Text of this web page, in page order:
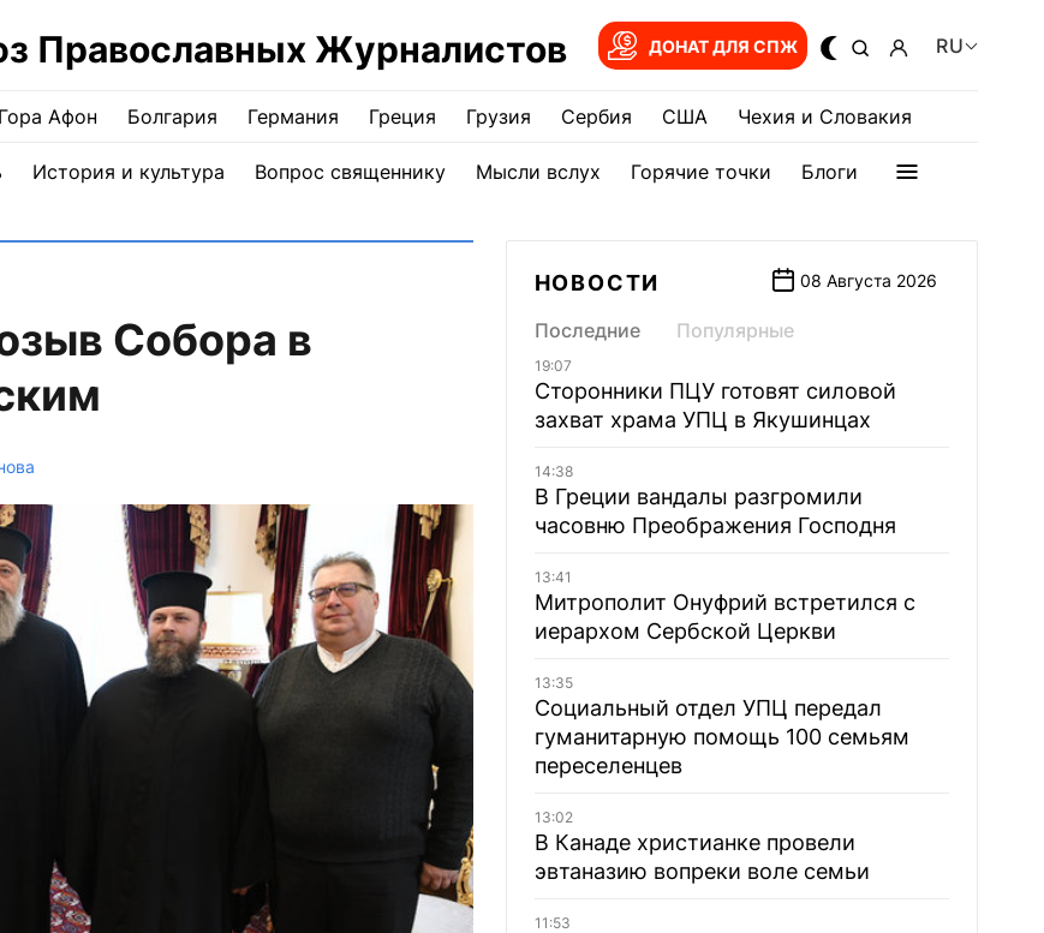
Православных Журналистов ДОНАТ ДЛЯ СПЖ RU
Афон Болгария Германия Греция Грузия Сербия США Чехия и Словакия
История и культура Вопрос священнику Мысли вслух Горячие точки Блоги
Собора в
НОВОСТИ 08 Августа 2026
Последние Популярные
19:07
Сторонники ПЦУ готовят силовой
захват храма УПЦ в Якушинцах
14:38
В Греции вандалы разгромили
часовню Преображения Господня
13:41
Митрополит Онуфрий встретился с
иерархом Сербской Церкви
13:35
Социальный отдел УПЦ передал
гуманитарную помощь 100 семьям
переселенцев
13:02
В Канаде христианке провели
эвтаназию вопреки воле семьи
11:53